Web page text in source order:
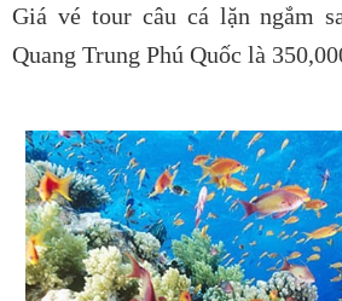
Giá vé tour câu cá lặn ngắm
Quang Trung Phú Quốc là